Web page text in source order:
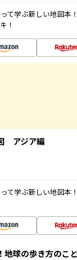
て学ぶ新しい地図本
！
アジア編
て学ぶ新しい地図本
球の歩き方のこ